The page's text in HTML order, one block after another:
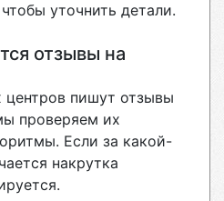
уточнить детали.
отзывы на
центров пишут отзывы
проверяем их
Если за какой-
накрутка